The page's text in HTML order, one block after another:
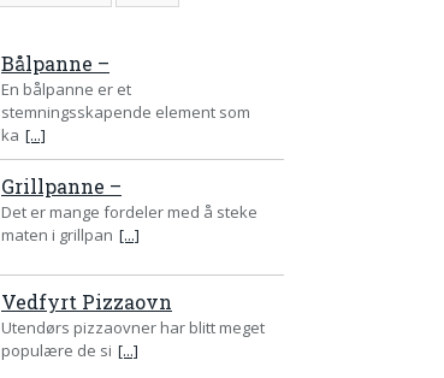
Bålpanne –
En bålpanne er et
stemningsskapende element som
ka [...]
Grillpanne –
Det er mange fordeler med å steke
maten i grillpan [...]
Vedfyrt Pizzaovn
Utendørs pizzaovner har blitt meget
populære de si [...]